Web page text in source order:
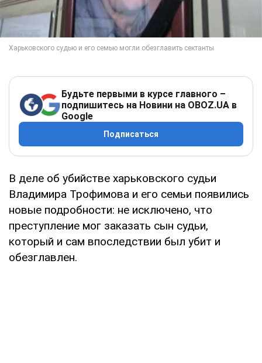
Будьте первыми в курсе главного –
подпишитесь на Новини на OBOZ.UA в
Google
Подписаться
В деле об убийстве харьковского судьи
Владимира Трофимова и его семьи появились
новые подробности: не исключено, что
преступление мог заказать сын судьи,
который и сам впоследствии был убит и
обезглавлен.